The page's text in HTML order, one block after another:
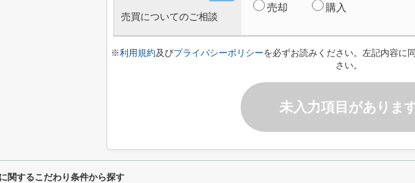
売買についてのご相談
売却 購入
※利用規約及びプライバシーポリシーを必ずお読みください。左記内容に
さい。
未入力項目がありま
関するこだわり条件から探す